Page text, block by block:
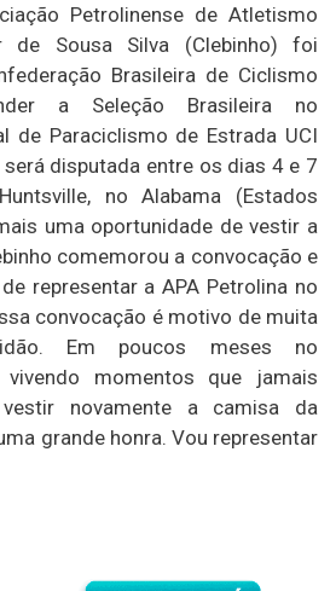
Petrolinense de Atletismo
de Sousa Silva (Clebinho) foi
Brasileira de Ciclismo
a Seleção Brasileira no
de Paraciclismo de Estrada UCI
disputada entre os dias 4 e 7
no Alabama (Estados
uma oportunidade de vestir a
comemorou a convocação e
representar a APA Petrolina no
convocação é motivo de muita
Em poucos meses no
vivendo momentos que jamais
novamente a camisa da
grande honra. Vou representar